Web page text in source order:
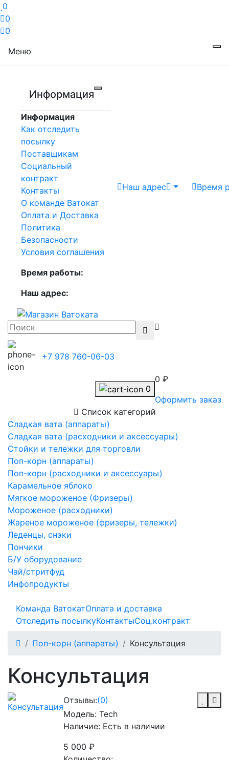
0
0
0
Меню
Информация
Информация
Как отследить
посылку
Поставщикам
Социальный
контракт
Контакты
О команде Ватокат
Оплата и Доставка
Политика
Безопасности
Условия соглашения
Время работы:
Наш адрес:
Наш адрес Время
+7 978 760-06-03
0
0 ₽
Оформить заказ
Список категорий
Сладкая вата (аппараты)
Сладкая вата (расходники и аксессуары)
Стойки и тележки для торговли
Поп-корн (аппараты)
Поп-корн (расходники и аксессуары)
Карамельное яблоко
Мягкое мороженое (Фризеры)
Мороженое (расходники)
Жареное мороженое (фризеры, тележки)
Леденцы, снэки
Пончики
Б/У оборудование
Чай/стритфуд
Инфопродукты
Команда ВатокатОплата и доставка
Отследить посылкуКонтактыСоц.контракт
Поп-корн (аппараты) Консультация
Консультация
Отзывы:(0)
Модель: Tech
Наличие: Есть в наличии
5 000 ₽